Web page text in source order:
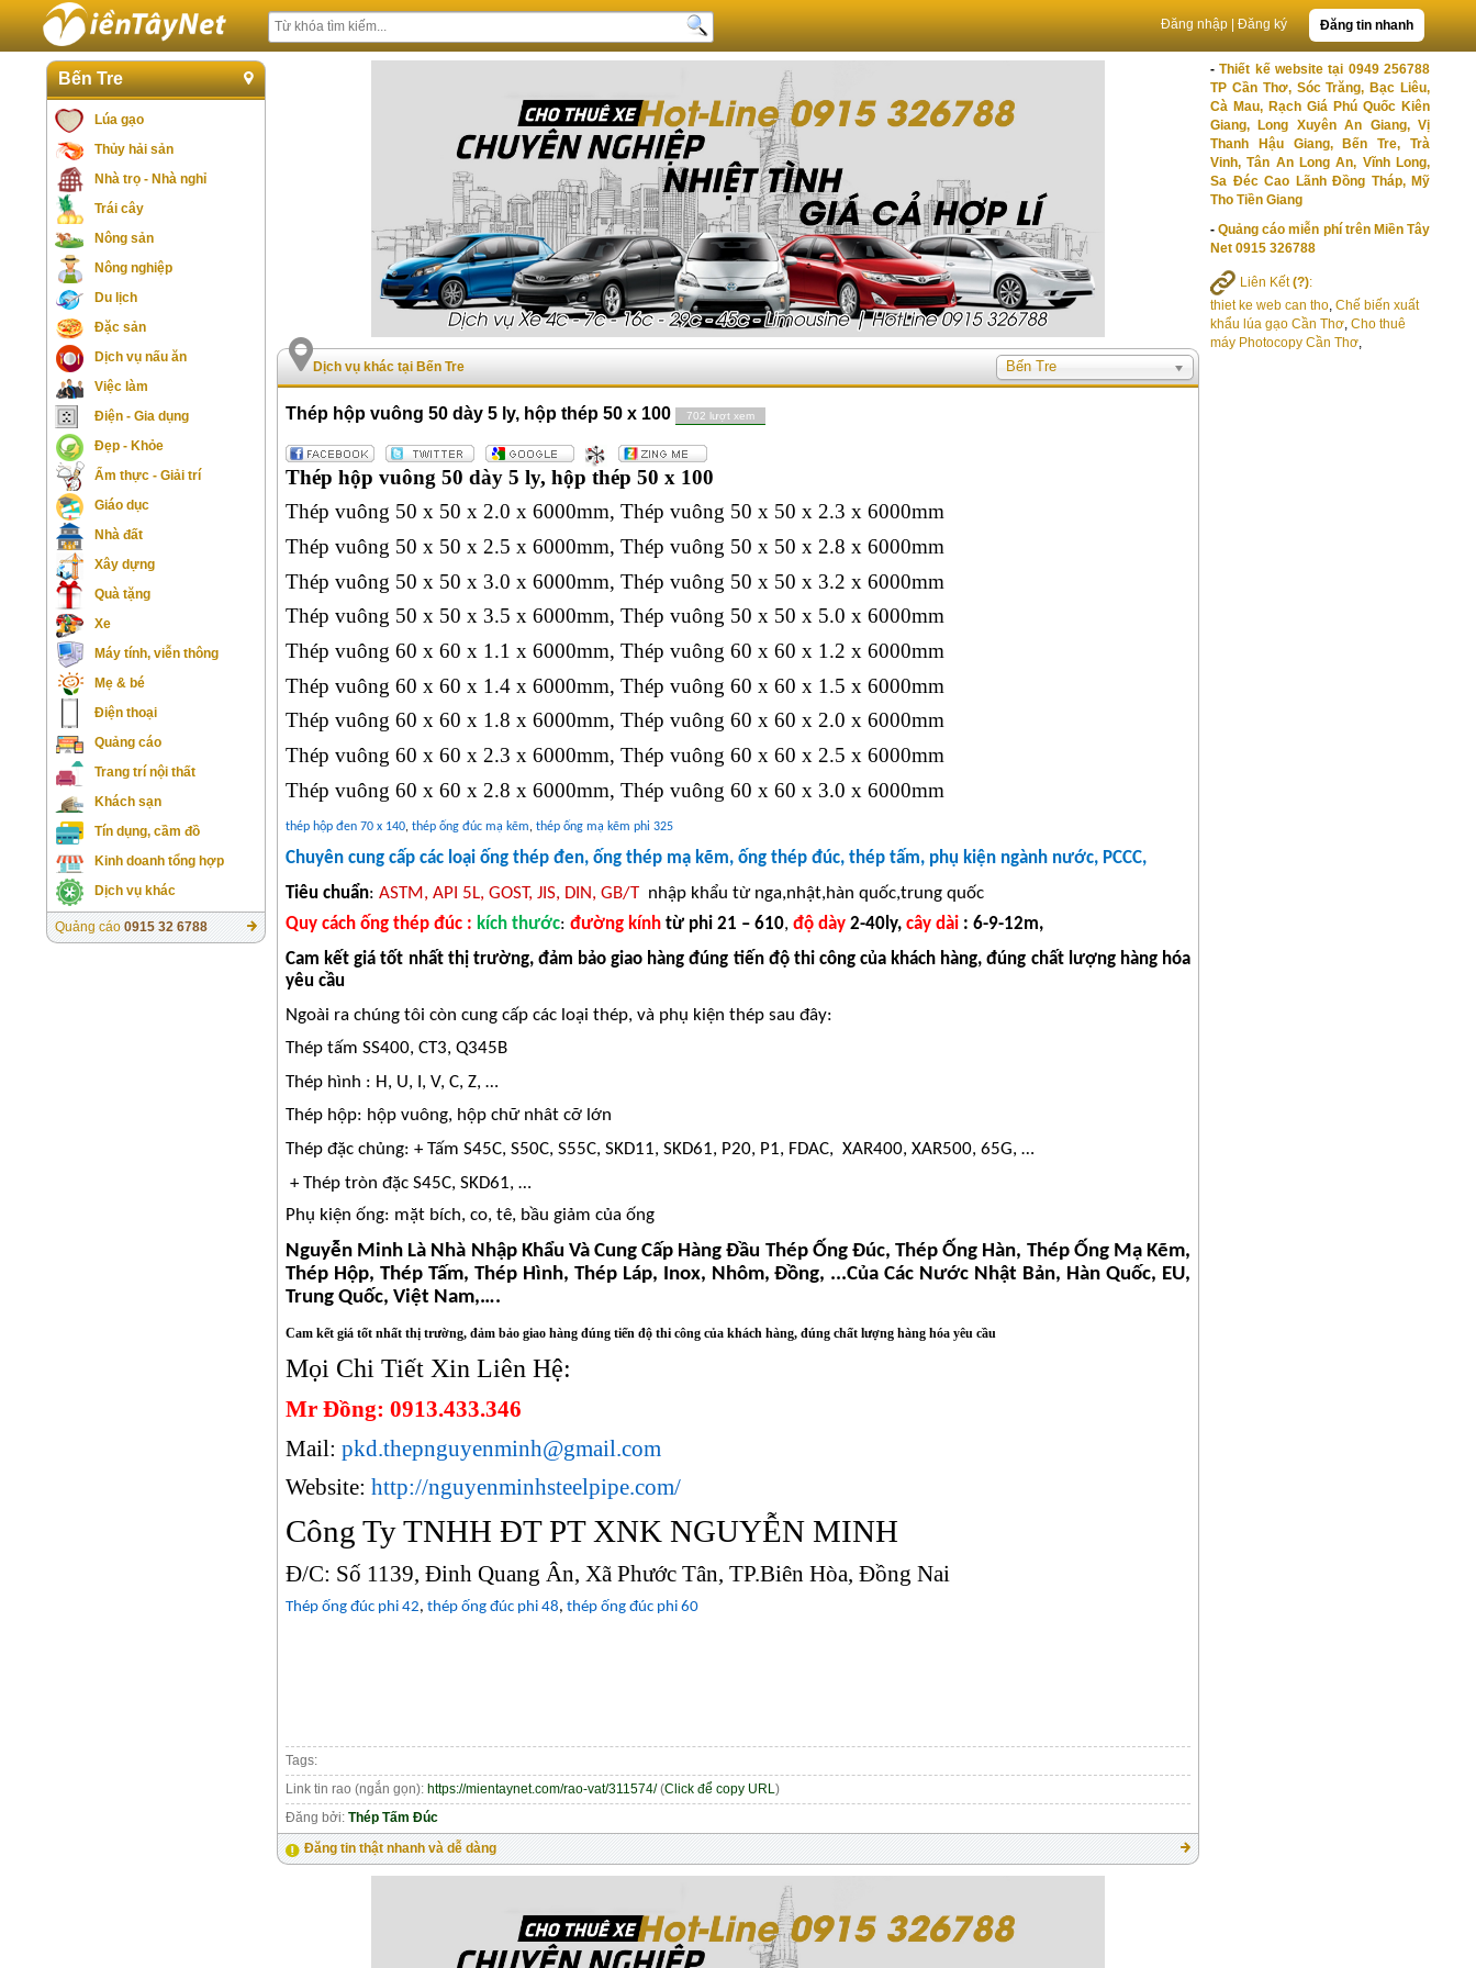
Đăng tin nhanh
Đăng nhập Đăng ký
Bến Tre
Lúa gạo
Thủy hải sản
Nhà trọ - Nhà nghỉ
Trái cây
Nông sản
Nông nghiệp
Du lịch
Đặc sản
Dịch vụ nấu ăn
Việc làm
Điện - Gia dụng
Đẹp - Khỏe
Ẩm thực - Giải trí
Giáo dục
Nhà đất
Xây dựng
Quà tặng
Xe
Máy tính, viễn thông
Mẹ & bé
Điện thoại
Quảng cáo
Trang trí nội thất
Khách sạn
Tín dụng, cầm đồ
Kinh doanh tổng hợp
Dịch vụ khác
Quảng cáo 0915 32 6788
-Thiết kế website tại 0949 256788
TP Cần Thơ, Sóc Trăng, Bạc Liêu,
Cà Mau, Rạch Giá Phú Quốc Kiên
Giang, Long Xuyên An Giang, Vị
Thanh Hậu Giang, Bến Tre, Trà
Vinh, Tân An Long An, Vĩnh Long,
Sa Đéc Cao Lãnh Đồng Tháp, Mỹ
Tho Tiền Giang
-Quảng cáo miễn phí trên Miền Tây
Net 0915 326788
Liên Kết(?):
thiet ke web can tho, Chế biến xuất
khẩu lúa gạo Cần Thơ, Cho thuê
máy Photocopy Cần Thơ,
Dịch vụ khác tại Bến Tre
Bến Tre
Thép hộp vuông 50 dày 5 ly, hộp thép 50 x 100 702 lượt xem
Thép hộp vuông 50 dày 5 ly, hộp thép 50 x 100
Thép vuông 50 x 50 x 2.0 x 6000mm, Thép vuông 50 x 50 x 2.3 x 6000mm
Thép vuông 50 x 50 x 2.5 x 6000mm, Thép vuông 50 x 50 x 2.8 x 6000mm
Thép vuông 50 x 50 x 3.0 x 6000mm, Thép vuông 50 x 50 x 3.2 x 6000mm
Thép vuông 50 x 50 x 3.5 x 6000mm, Thép vuông 50 x 50 x 5.0 x 6000mm
Thép vuông 60 x 60 x 1.1 x 6000mm, Thép vuông 60 x 60 x 1.2 x 6000mm
Thép vuông 60 x 60 x 1.4 x 6000mm, Thép vuông 60 x 60 x 1.5 x 6000mm
Thép vuông 60 x 60 x 1.8 x 6000mm, Thép vuông 60 x 60 x 2.0 x 6000mm
Thép vuông 60 x 60 x 2.3 x 6000mm, Thép vuông 60 x 60 x 2.5 x 6000mm
Thép vuông 60 x 60 x 2.8 x 6000mm, Thép vuông 60 x 60 x 3.0 x 6000mm
thép hộp đen 70 x 140, thép ống đúc mạ kẽm, thép ống mạ kẽm phi 325
Chuyên cung cấp các loại ống thép đen, ống thép mạ kẽm, ống thép đúc, thép tấm, phụ kiện ngành nước, PCCC,
Tiêu chuẩn: ASTM, API 5L, GOST, JIS, DIN, GB/T nhập khẩu từ nga,nhật,hàn quốc,trung quốc
Quy cách ống thép đúc : kích thước: đường kính từ phi 21 – 610, độ dày 2-40ly, cây dài : 6-9-12m,
Cam kếtgiá tốt nhất thị trường, đảm bảo giao hàng đúng tiến độ thi công của khách hàng, đúng chất lượng hàng hóa
yêu cầu
Ngoài ra chúng tôi còn cung cấp các loại thép, và phụ kiện thép sau đây:
Thép tấm SS400, CT3, Q345B
Thép hình : H, U, I, V, C, Z, …
Thép hộp: hộp vuông, hộp chữ nhât cỡ lớn
Thép đặc chủng: + Tấm S45C, S50C, S55C, SKD11, SKD61, P20, P1, FDAC, XAR400, XAR500, 65G, …
+ Thép tròn đặc S45C, SKD61, …
Phụ kiện ống: mặt bích, co, tê, bầu giảm của ống
Nguyễn Minh Là Nhà Nhập Khẩu Và Cung Cấp Hàng Đầu Thép Ống Đúc, Thép Ống Hàn, Thép Ống Mạ Kẽm,
Thép Hộp, Thép Tấm, Thép Hình, Thép Láp, Inox, Nhôm, Đồng, ...Của Các Nước Nhật Bản, Hàn Quốc, EU,
Trung Quốc, Việt Nam,….
Cam kết giá tốt nhất thị trường, đảm bảo giao hàng đúng tiến độ thi công của khách hàng, đúng chất lượng hàng hóa yêu cầu
Mọi Chi Tiết Xin Liên Hệ:
Mr Đồng: 0913.433.346
Mail: pkd.thepnguyenminh@gmail.com
Website: http://nguyenminhsteelpipe.com/
Công Ty TNHH ĐT PT XNK NGUYỄN MINH
Đ/C: Số 1139, Đinh Quang Ân, Xã Phước Tân, TP.Biên Hòa, Đồng Nai
Thép ống đúc phi 42, thép ống đúc phi 48, thép ống đúc phi 60
Tags:
Link tin rao (ngắn gọn): https://mientaynet.com/rao-vat/311574/(Click để copy URL)
Đăng bởi: Thép Tấm Đúc
Đăng tin thật nhanh và dễ dàng